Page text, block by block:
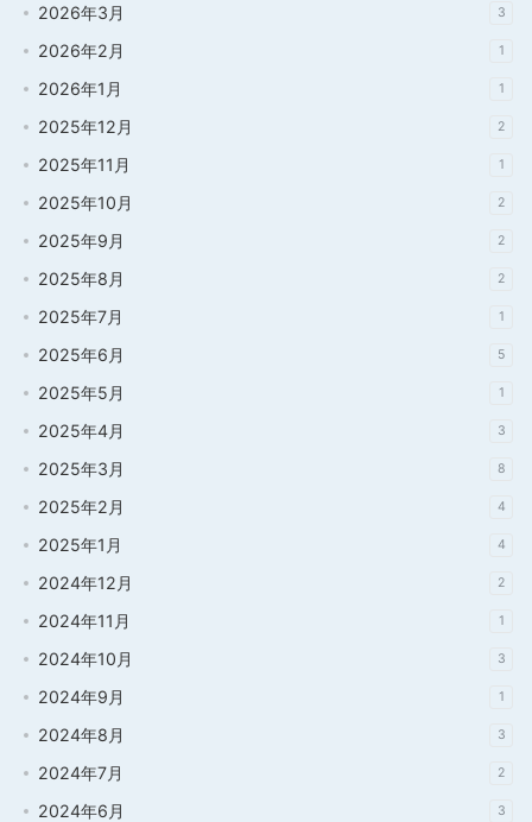
2026年3月 3
2026年2月 1
2026年1月 1
2025年12月 2
2025年11月 1
2025年10月 2
2025年9月 2
2025年8月 2
2025年7月 1
2025年6月 5
2025年5月 1
2025年4月 3
2025年3月 8
2025年2月 4
2025年1月 4
2024年12月 2
2024年11月 1
2024年10月 3
2024年9月 1
2024年8月 3
2024年7月 2
2024年6月 3